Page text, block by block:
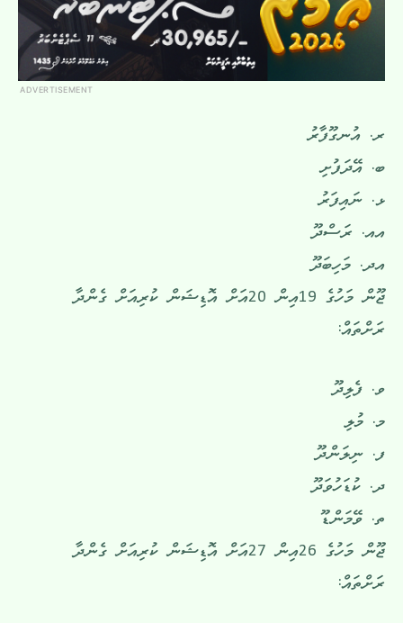
ADVERTISEMENT
ރ. އުނގޫފާރު
ބ. އޭދަފުށި
ޅ. ނައިފަރު
އއ. ރަސްދޫ
އދ. މަހިބަދޫ
ޖޫން މަހުގެ 19އިން 20އަށް އޮޑިޝަން ކުރިއަށް ގެންދާ
ރަށްތައް:
ވ. ފެލިދޫ
މ. މުލި
ފ. ނިލަންދޫ
ދ. ކުޑަހުވަދޫ
ތ. ވޭމަންޑޫ
ޖޫން މަހުގެ 26އިން 27އަށް އޮޑިޝަން ކުރިއަށް ގެންދާ
ރަށްތައް: